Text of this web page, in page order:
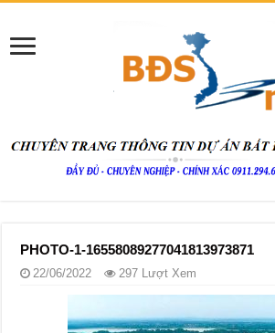
PHOTO-1-16558089277041813973871
22/06/2022 297 Lượt Xem